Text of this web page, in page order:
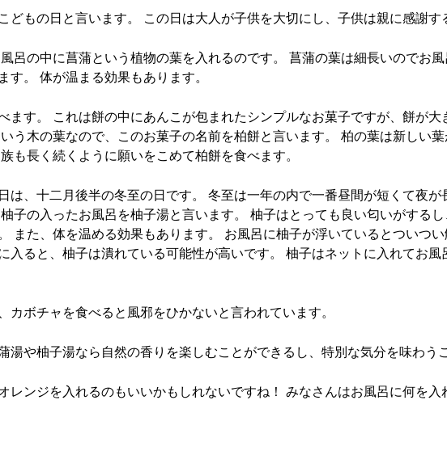
どもの日と言います。 この日は大人が子供を大切にし、子供は親に感謝す
呂の中に菖蒲という植物の葉を入れるのです。 菖蒲の葉は細長いのでお
す。 体が温まる効果もあります。
ます。 これは餅の中にあんこが包まれたシンプルなお菓子ですが、餅が大
う木の葉なので、このお菓子の名前を柏餅と言います。 柏の葉は新しい
も長く続くように願いをこめて柏餅を食べます。
は、十二月後半の冬至の日です。 冬至は一年の内で一番昼間が短くて夜が
子の入ったお風呂を柚子湯と言います。 柚子はとっても良い匂いがするし
また、体を温める効果もあります。 お風呂に柚子が浮いているとついつい
入ると、柚子は潰れている可能性が高いです。 柚子はネットに入れてお風
カボチャを食べると風邪をひかないと言われています。
湯や柚子湯なら自然の香りを楽しむことができるし、特別な気分を味わう
レンジを入れるのもいいかもしれないですね！ みなさんはお風呂に何を入